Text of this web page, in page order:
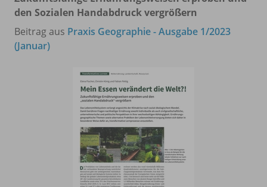
den Sozialen Handabdruck vergrößern
Beitrag aus Praxis Geographie - Ausgabe 1/2023
(Januar)